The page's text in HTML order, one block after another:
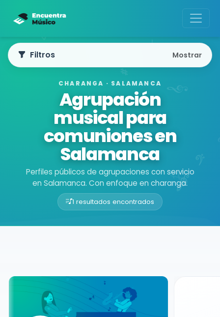
CHARANGA · SALAMANCA
Agrupación
musical para
comuniones en
Salamanca
Perfiles públicos de agrupaciones con servicio
en Salamanca. Con enfoque en charanga.
1 resultados encontrados
Buscador de músicos
Filtros Mostrar